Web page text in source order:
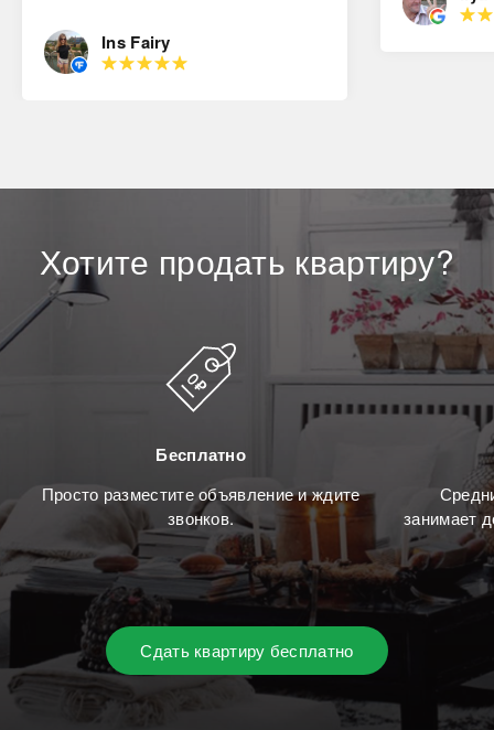
Ins Fairy
Хотите продать квартиру?
Бесплатно
Просто разместите объявление и ждите
звонков.
занимает
Сдать квартиру бесплатно